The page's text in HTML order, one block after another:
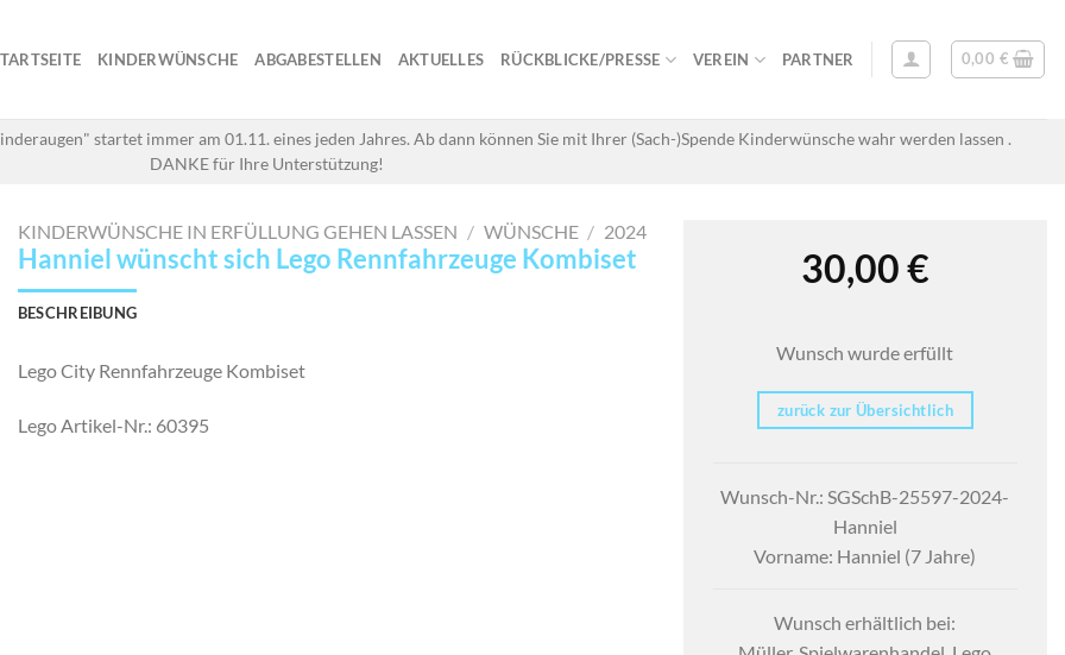
KINDERWÜNSCHE ABGABESTELLEN AKTUELLES RÜCKBLICKE/PRESSE VEREIN PARTNER 0,00 €
startet immer am 01.11. eines jeden Jahres. Ab dann können Sie mit Ihrer (Sach-)Spende Kinderwünsche wahr werden lassen .
DANKE für Ihre Unterstützung!
KINDERWÜNSCHE IN ERFÜLLUNG GEHEN LASSEN / WÜNSCHE / 2024
Hanniel wünscht sich Lego Rennfahrzeuge Kombiset
BESCHREIBUNG
Lego City Rennfahrzeuge Kombiset
Lego Artikel-Nr.: 60395
30,00€
Wunsch wurde erfüllt
zurück zur Übersichtlich
Wunsch-Nr.: SGSchB-25597-2024-
Hanniel
Vorname: Hanniel (7 Jahre)
Wunsch erhältlich bei: